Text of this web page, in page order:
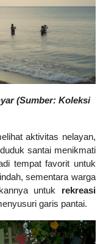
(Sumber: Koleksi
aktivitas nelayan,
santai menikmati
tempat favorit untuk
sementara warga
untuk rekreasi
garis pantai.